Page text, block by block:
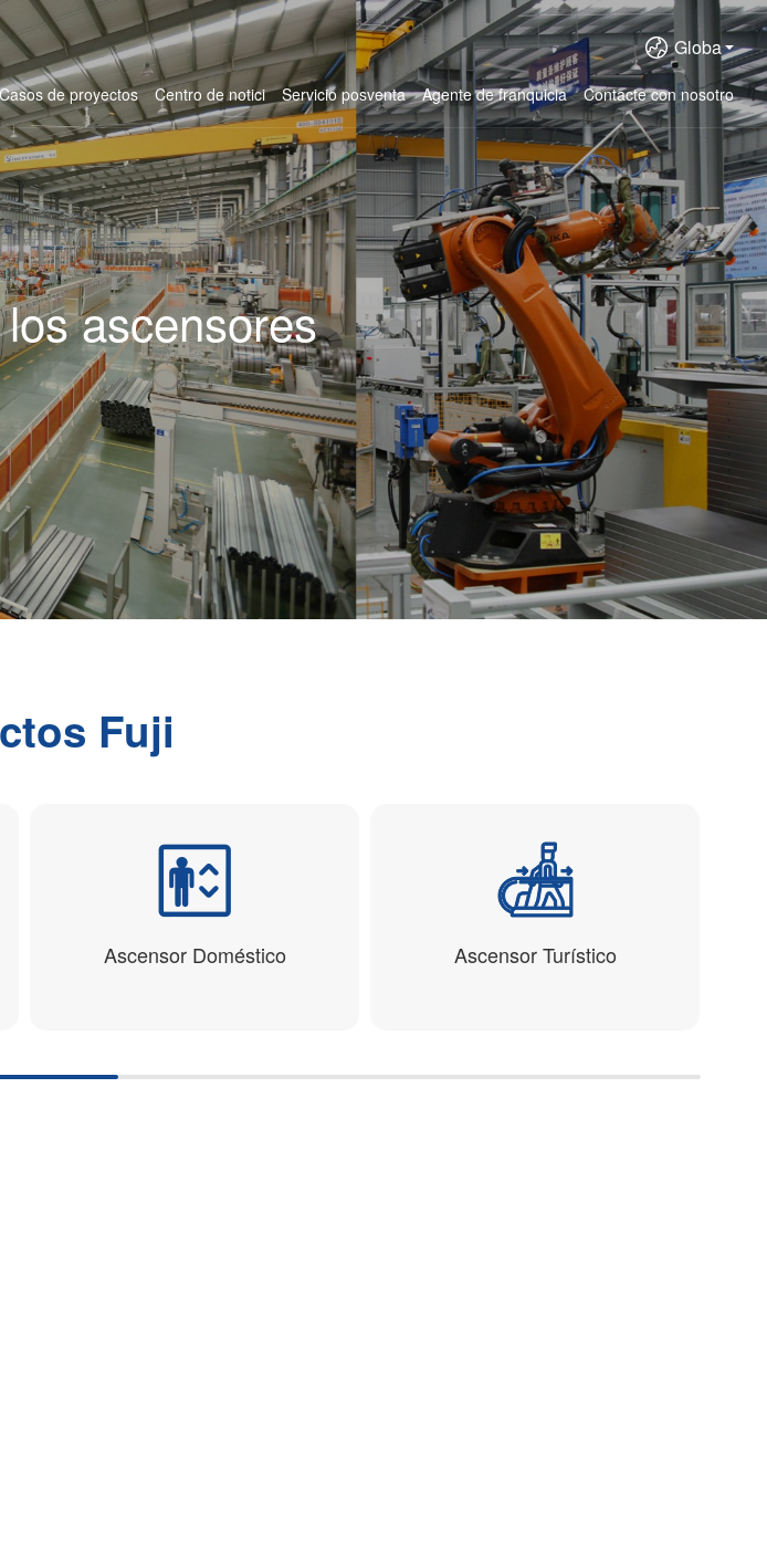
Globa
Casos de proyectos Centro de notici Servicio posventa Agente de franquicia Contacte con nosotro
ascensores
Fuji
Ascensor Doméstico Ascensor Turístico